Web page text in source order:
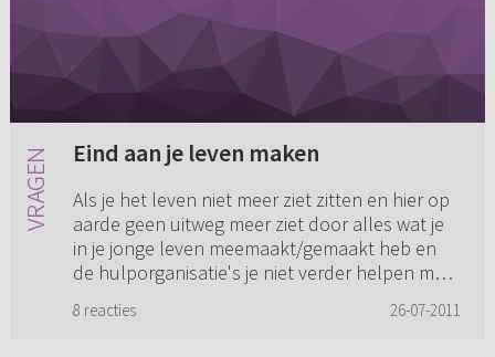
Eind aan je leven maken
Als je het leven niet meer ziet zitten en hier op
aarde geen uitweg meer ziet door alles wat je
in je jonge leven meemaakt/gemaakt heb en
de hulporganisatie's je niet verder helpen maar
8 reacties 26-07-2011